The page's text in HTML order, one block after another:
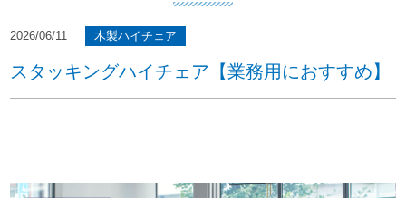
よくあるご質問
2026/06/11 木製ハイチェア
スタッキングハイチェア【業務用におすすめ】